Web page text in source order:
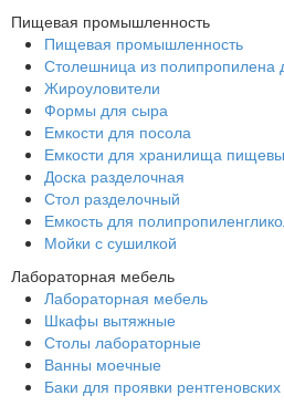
Пищевая промышленность
Пищевая промышленность
Столешница из полипропилена
Жироуловители
Формы для сыра
Емкости для посола
Емкости для хранилища
Доска разделочная
Стол разделочный
Емкость для
Мойки с сушилкой
Лабораторная мебель
Лабораторная мебель
Шкафы вытяжные
Столы лабораторные
Ванны моечные
Баки для проявки